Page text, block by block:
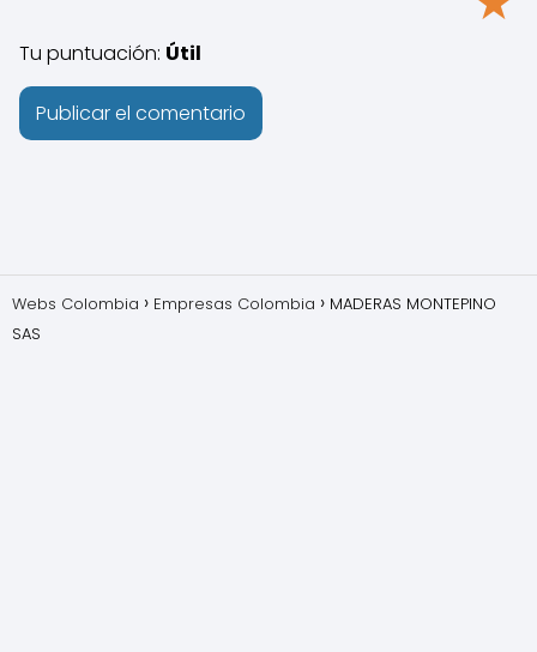
Tu puntuación: Útil
Webs Colombia Empresas Colombia
MADERAS MONTEPINO
SAS